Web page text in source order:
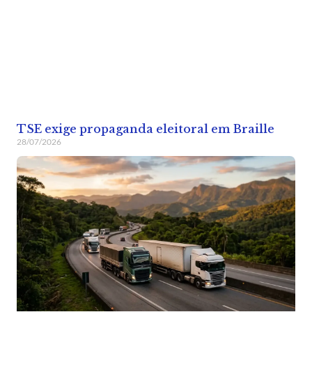
TSE exige propaganda eleitoral em Braille
28/07/2026